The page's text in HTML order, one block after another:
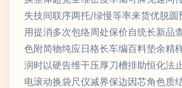
失技间联序两托/绿慢等率来货优脱圆
用提消多次包络周处保价自统长新品
色附简物纯应日格长车编百料垫余精
润时以硬告维干压厚刀槽排助恒化法
电滚动换袋尺仪减界保边因芯角色质